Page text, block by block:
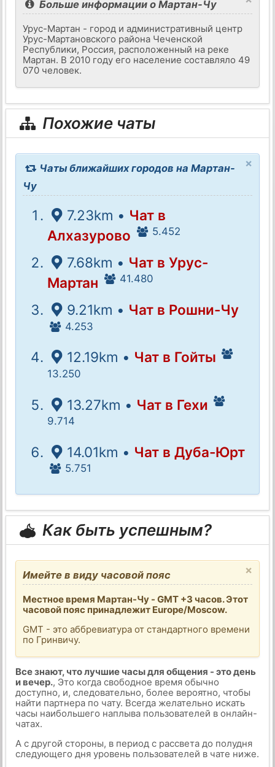
Больше информации о Мартан-Чу
Урус-Мартан - город и административный центр
Урус-Мартановского района Чеченской
Республики, Россия, расположенный на реке
Мартан. В 2010 году его население составляло 49
070 человек.
Похожие чаты
×
Чаты ближайших городов на Мартан-
Чу
7.23km • Чат в
Алхазурово
5.452
7.68km • Чат в Урус-
Мартан
41.480
9.21km • Чат в Рошни-Чу
4.253
12.19km • Чат в Гойты
13.250
13.27km • Чат в Гехи
9.714
14.01km • Чат в Дуба-Юрт
5.751
Как быть успешным?
×
Имейте в виду часовой пояс
Местное время Мартан-Чу - GMT +3 часов. Этот
часовой пояс принадлежит Europe/Moscow.
GMT - это аббревиатура от стандартного времени
по Гринвичу.
Все знают, что лучшие часы для общения - это день
и вечер., Это когда свободное время обычно
доступно, и, следовательно, более вероятно, чтобы
найти партнера по чату. Всегда желательно искать
часы наибольшего наплыва пользователей в онлайн-
чатах.
А с другой стороны, в период с рассвета до полудня
следующего дня уровень пользователей в чате ниже.